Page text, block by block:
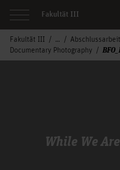
Fakultät III
Fakultät III
Documentary Photography
While We